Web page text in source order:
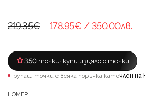
219.35€ 178.95€ / 350.00лв.
350 точки· купи изцяло с точки
Трупаш точки с всяка поръчка каточлен на
НОМЕР